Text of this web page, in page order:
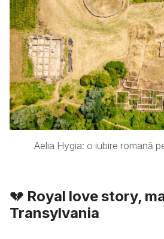
Aelia Hygia: o iubire romană
💔 Royal love story,
Transylvania